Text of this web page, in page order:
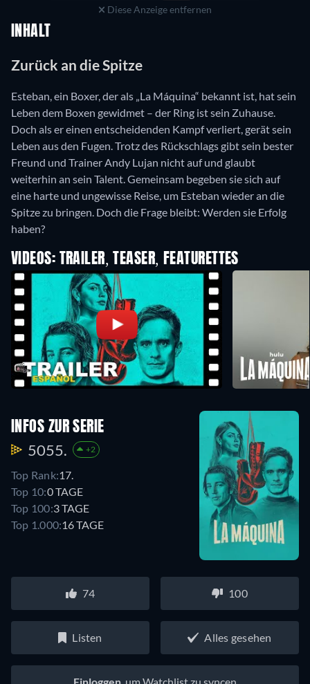
Diese Anzeige entfernen
INHALT
Zurück an die Spitze
Esteban, ein Boxer, der als „La Máquina“ bekannt ist, hat sein
Leben dem Boxen gewidmet – der Ring ist sein Zuhause.
Doch als er einen entscheidenden Kampf verliert, gerät sein
Leben aus den Fugen. Trotz des Rückschlags gibt sein bester
Freund und Trainer Andy Lujan nicht auf und glaubt
weiterhin an sein Talent. Gemeinsam begeben sie sich auf
eine harte und ungewisse Reise, um Esteban wieder an die
Spitze zu bringen. Doch die Frage bleibt: Werden sie Erfolg
haben?
VIDEOS: TRAILER, TEASER, FEATURETTES
INFOS ZUR SERIE
5055. +2
Top Rank:17.
Top 10:0 TAGE
Top 100:3 TAGE
Top 1.000:16 TAGE
74 100
Listen Alles gesehen